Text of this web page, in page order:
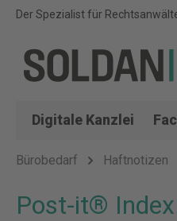
Der Spezialist für
Digitale Kanzlei
Bürobedarf Haftnotizen
Post-it®